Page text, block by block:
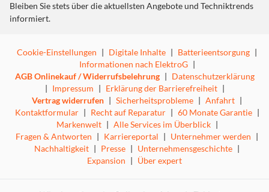
Bleiben Sie stets über die aktuellsten Angebote und Techniktrends
informiert.
Cookie-Einstellungen | Digitale Inhalte | Batterieentsorgung |
Informationen nach ElektroG |
AGB Onlinekauf / Widerrufsbelehrung | Datenschutzerklärung
| Impressum | Erklärung der Barrierefreiheit |
Vertrag widerrufen | Sicherheitsprobleme | Anfahrt |
Kontaktformular | Recht auf Reparatur | 60 Monate Garantie |
Markenwelt | Alle Services im Überblick |
Fragen & Antworten | Karriereportal | Unternehmer werden |
Nachhaltigkeit | Presse | Unternehmensgeschichte |
Expansion | Über expert